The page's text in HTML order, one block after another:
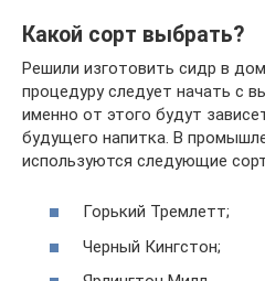
Какой сорт выбрать?
Решили изготовить сидр в
процедуру следует начать с
именно от этого будут
будущего напитка. В
используются следующие
Горький Тремлетт;
Черный Кингстон;